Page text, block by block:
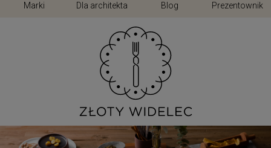
Marki Dla architekta Blog Prezentownik